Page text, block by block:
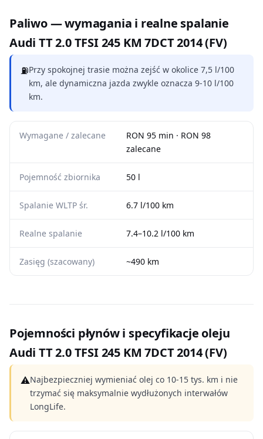
Paliwo — wymagania i realne spalanie
Audi TT 2.0 TFSI 245 KM 7DCT 2014 (FV)
⛽Przy spokojnej trasie można zejść w okolice 7,5 l/100
km, ale dynamiczna jazda zwykle oznacza 9-10 l/100
km.
Wymagane / zalecane
RON 95 min · RON 98
zalecane
Pojemność zbiornika 50 l
Spalanie WLTP śr. 6.7 l/100 km
Realne spalanie 7.4–10.2 l/100 km
Zasięg (szacowany) ~490 km
Pojemności płynów i specyfikacje oleju
Audi TT 2.0 TFSI 245 KM 7DCT 2014 (FV)
⚠Najbezpieczniej wymieniać olej co 10-15 tys. km i nie
trzymać się maksymalnie wydłużonych interwałów
LongLife.